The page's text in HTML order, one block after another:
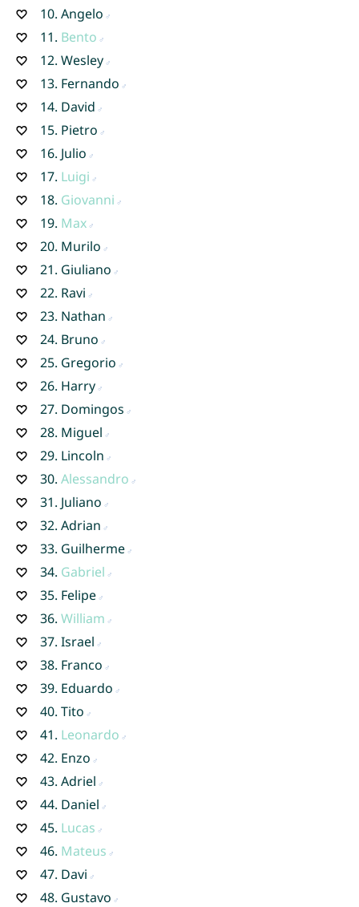
10. Angelo
11. Bento
12. Wesley
13. Fernando
14. David
15. Pietro
16. Julio
17. Luigi
18. Giovanni
19. Max
20. Murilo
21. Giuliano
22. Ravi
23. Nathan
24. Bruno
25. Gregorio
26. Harry
27. Domingos
28. Miguel
29. Lincoln
30. Alessandro
31. Juliano
32. Adrian
33. Guilherme
34. Gabriel
35. Felipe
36. William
37. Israel
38. Franco
39. Eduardo
40. Tito
41. Leonardo
42. Enzo
43. Adriel
44. Daniel
45. Lucas
46. Mateus
47. Davi
48. Gustavo